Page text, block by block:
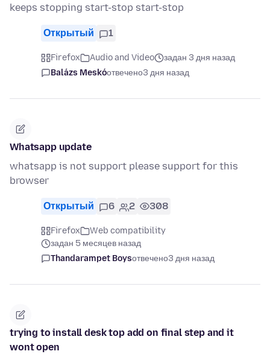
keeps stopping start-stop start-stop
Открытый 1
Firefox Audio and Video
задан 3 дня назад
Balázs Meskóотвечено3 дня назад
Whatsapp update
whatsapp is not support please support for this
browser
Открытый 6 2 308
Firefox
Web compatibility
задан 5 месяцев назад
Thandarampet Boysотвечено3 дня назад
trying to install desk top add on final step and it
wont open